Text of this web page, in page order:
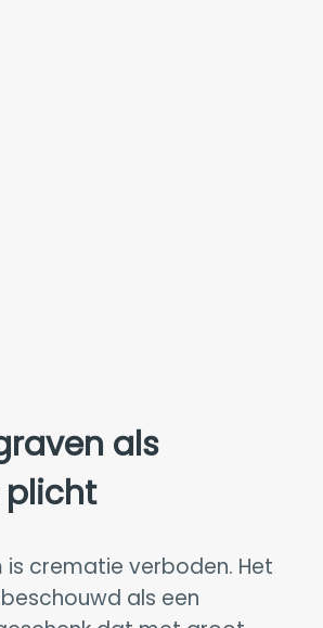
als
plicht
is crematie verboden. Het
als een